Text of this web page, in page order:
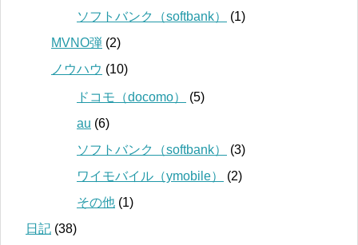
ソフトバンク（softbank）
(1)
MVNO弾 (2)
ノウハウ (10)
ドコモ（docomo）
(5)
au (6)
ソフトバンク（softbank）
(3)
ワイモバイル（ymobile）
(2)
その他 (1)
日記 (38)